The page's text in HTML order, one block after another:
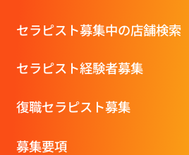
セラピスト募集中の店舗検索
セラピスト経験者募集
復職セラピスト募集
募集要項